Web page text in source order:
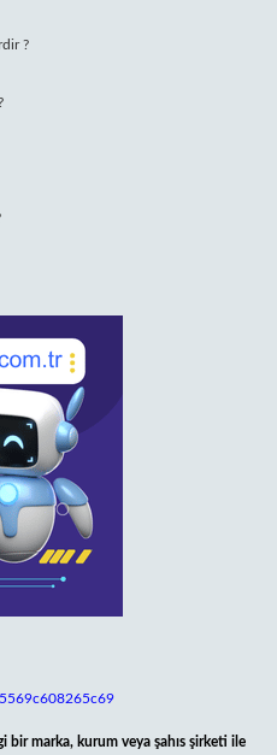
?
bir marka, kurum veya şahıs şirketi ile